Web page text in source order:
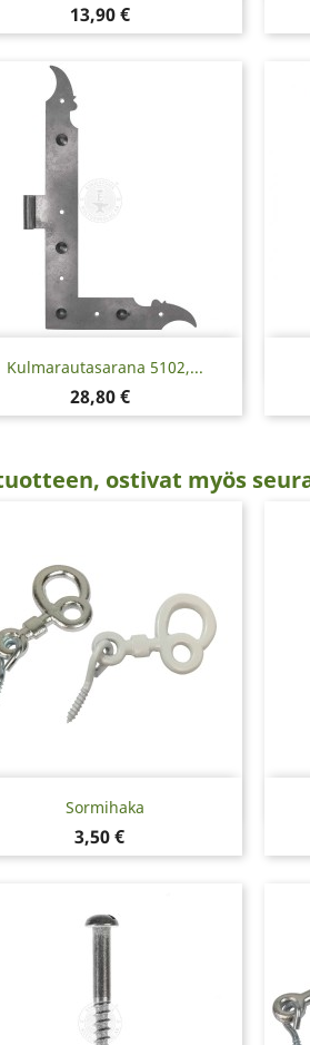
Hinta
13,90 €
Kulmarautasarana 5102,...
Hinta
28,80 €
Pikakatselu
ostivat myös
Sormihaka
Hinta
3,50 €
Pikakatselu